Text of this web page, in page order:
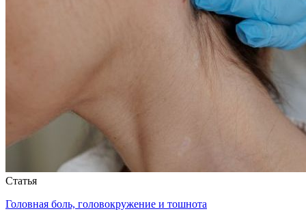
Статья
Головная боль, головокружение и тошнота